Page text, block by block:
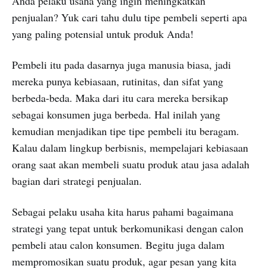
penjualan? Yuk cari tahu dulu tipe pembeli seperti apa
yang paling potensial untuk produk Anda!
Pembeli itu pada dasarnya juga manusia biasa, jadi
mereka punya kebiasaan, rutinitas, dan sifat yang
berbeda-beda. Maka dari itu cara mereka bersikap
sebagai konsumen juga berbeda. Hal inilah yang
kemudian menjadikan tipe tipe pembeli itu beragam.
Kalau dalam lingkup berbisnis, mempelajari kebiasaan
orang saat akan membeli suatu produk atau jasa adalah
bagian dari strategi penjualan.
Sebagai pelaku usaha kita harus pahami bagaimana
strategi yang tepat untuk berkomunikasi dengan calon
pembeli atau calon konsumen. Begitu juga dalam
mempromosikan suatu produk, agar pesan yang kita